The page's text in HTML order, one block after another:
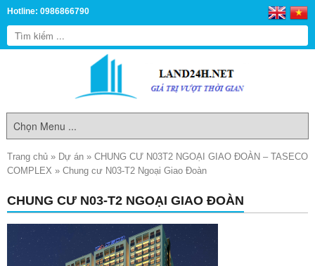
Hotline: 0986866790
Trang chủ » Dự án » CHUNG CƯ N03T2 NGOẠI GIAO ĐOÀN – TASECO
COMPLEX » Chung cư N03-T2 Ngoại Giao Đoàn
CHUNG CƯ N03-T2 NGOẠI GIAO ĐOÀN